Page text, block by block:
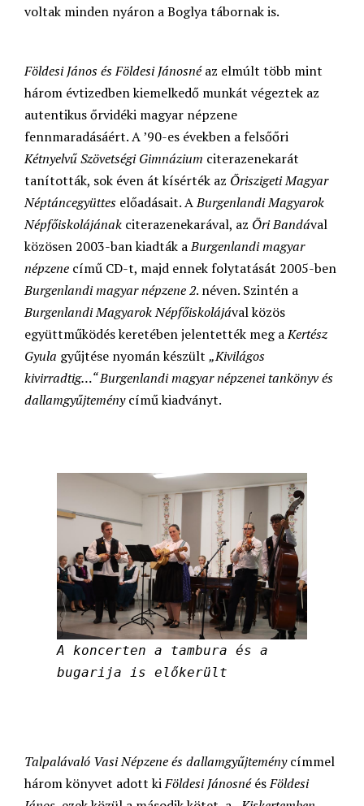
voltak minden nyáron a Boglya tábornak is.
Földesi János és Földesi Jánosnéaz elmúlt több mint
három évtizedben kiemelkedő munkát végeztek az
autentikus őrvidéki magyar népzene
fennmaradásáért. A ’90-es években a felsőőri
Kétnyelvű Szövetségi Gimnázium citerazenekarát
tanították, sok éven át kísérték az Őriszigeti Magyar
Néptáncegyüttes előadásait. ABurgenlandi Magyarok
Népfőiskolájának citerazenekarával, az Őri Bandával
közösen 2003-ban kiadták aBurgenlandi magyar
népzene című CD-t, majd ennek folytatását 2005-ben
Burgenlandi magyar népzene 2. néven. Szintén a
Burgenlandi Magyarok Népfőiskolájával közös
együttműködés keretében jelentették meg aKertész
Gyula gyűjtése nyomán készült „Kivilágos
kivirradtig…“ Burgenlandi magyar népzenei tankönyv és
dallamgyűjteménycímű kiadványt.
A koncerten a tambura és a
bugarija is előkerült
Talpalávaló Vasi Népzene és dallamgyűjteménycímmel
három könyvet adott kiFöldesi JánosnéésFöldesi